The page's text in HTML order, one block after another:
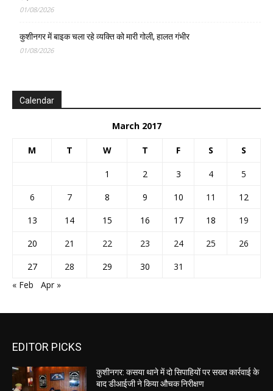
01/08/2026
कुशीनगर में बाइक चला रहे व्यक्ति को मारी गोली, हालत गंभीर
01/08/2026
Calendar
March 2017
M T W T F S S
1 2 3 4
5
6
7 8 9 10 11
12
13
14 15 16 17 18
19
20
21 22 23 24 25
26
27
28 29 30
31
« Feb
Apr »
EDITOR PICKS
कुशीनगर: कसया थाने में दो सिपाहियों पर सख्त कार्रवाई के
बाद डीआईजी ने किया औचक निरीक्षण